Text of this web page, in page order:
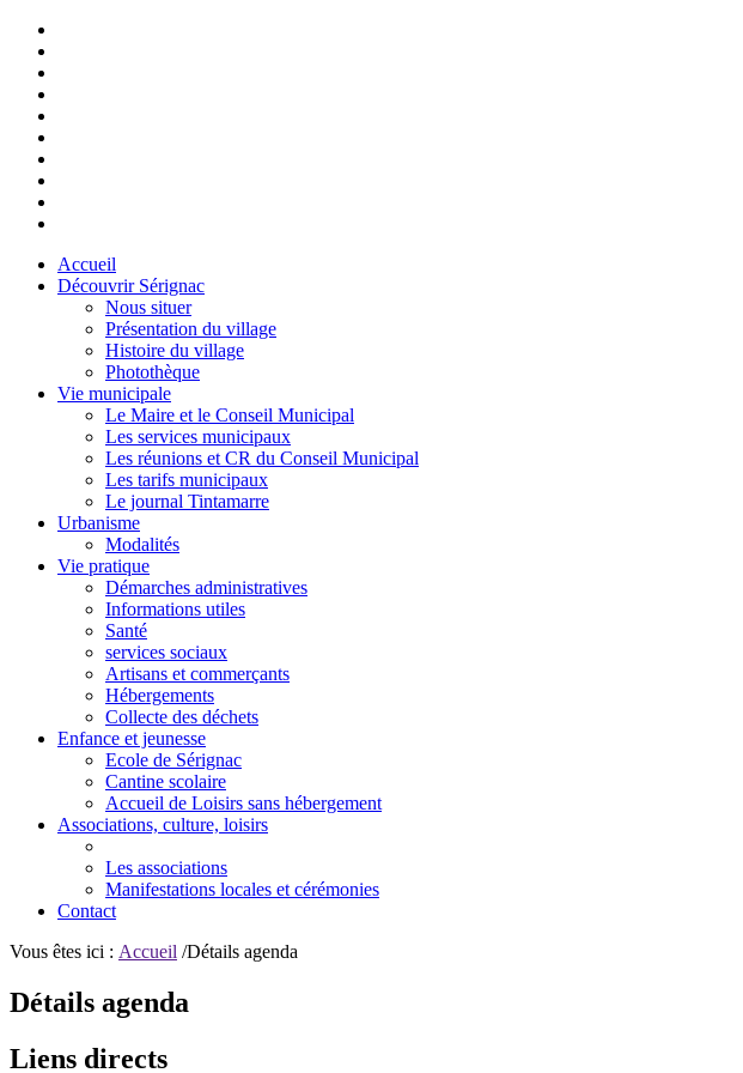
Accueil
Découvrir Sérignac
Nous situer
Présentation du village
Histoire du village
Photothèque
Vie municipale
Le Maire et le Conseil Municipal
Les services municipaux
Les réunions et CR du Conseil Municipal
Les tarifs municipaux
Le journal Tintamarre
Urbanisme
Modalités
Vie pratique
Démarches administratives
Informations utiles
Santé
services sociaux
Artisans et commerçants
Hébergements
Collecte des déchets
Enfance et jeunesse
Ecole de Sérignac
Cantine scolaire
Accueil de Loisirs sans hébergement
Associations, culture, loisirs
Les associations
Manifestations locales et cérémonies
Contact
Vous êtes ici : Accueil /Détails agenda
Détails agenda
Liens directs